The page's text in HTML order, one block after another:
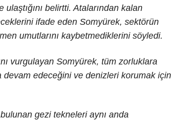
belirtti. Atalarından kalan
ifade eden Somyürek, sektörün
umutlarını kaybetmediklerini söyledi.
vurgulayan Somyürek, tüm zorluklara
edeceğini ve denizleri korumak için
gezi tekneleri aynı anda